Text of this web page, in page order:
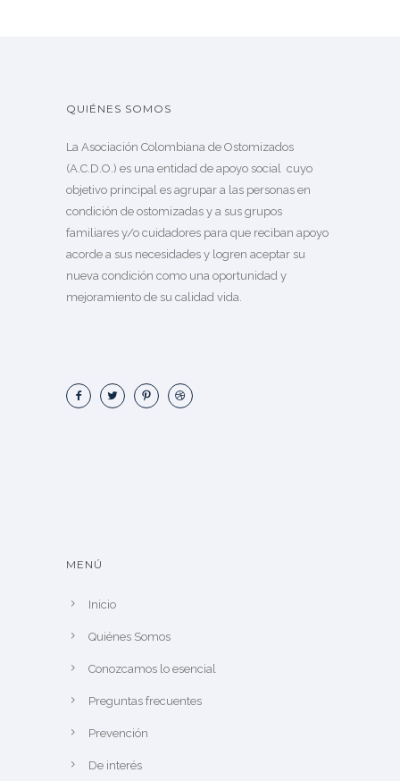
QUIÉNES SOMOS
La Asociación Colombiana de Ostomizados
(A.C.D.O.) es una entidad de apoyo social cuyo
objetivo principal es agrupar a las personas en
condición de ostomizadas y a sus grupos
familiares y/o cuidadores para que reciban apoyo
acorde a sus necesidades y logren aceptar su
nueva condición como una oportunidad y
mejoramiento de su calidad vida.
MENÚ
Inicio
Quiénes Somos
Conozcamos lo esencial
Preguntas frecuentes
Prevención
De interés